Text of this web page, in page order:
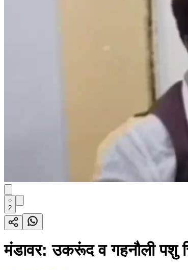
2
मंडावर: उकरूंद व गहनौली पशु